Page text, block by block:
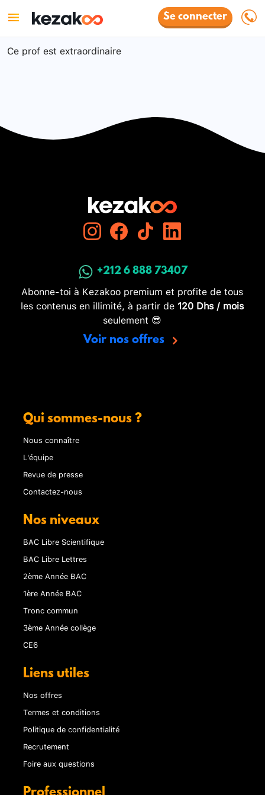
Se connecter
Ce prof est extraordinaire
+212 6 888 73407
Abonne-toi à Kezakoo premium et profite de tous
les contenus en illimité, à partir de 120 Dhs / mois
seulement 😎
Voir nos offres
Qui sommes-nous ?
Nous connaître
L'équipe
Revue de presse
Contactez-nous
Nos niveaux
BAC Libre Scientifique
BAC Libre Lettres
2ème Année BAC
1ère Année BAC
Tronc commun
3ème Année collège
CE6
Liens utiles
Nos offres
Termes et conditions
Politique de confidentialité
Recrutement
Foire aux questions